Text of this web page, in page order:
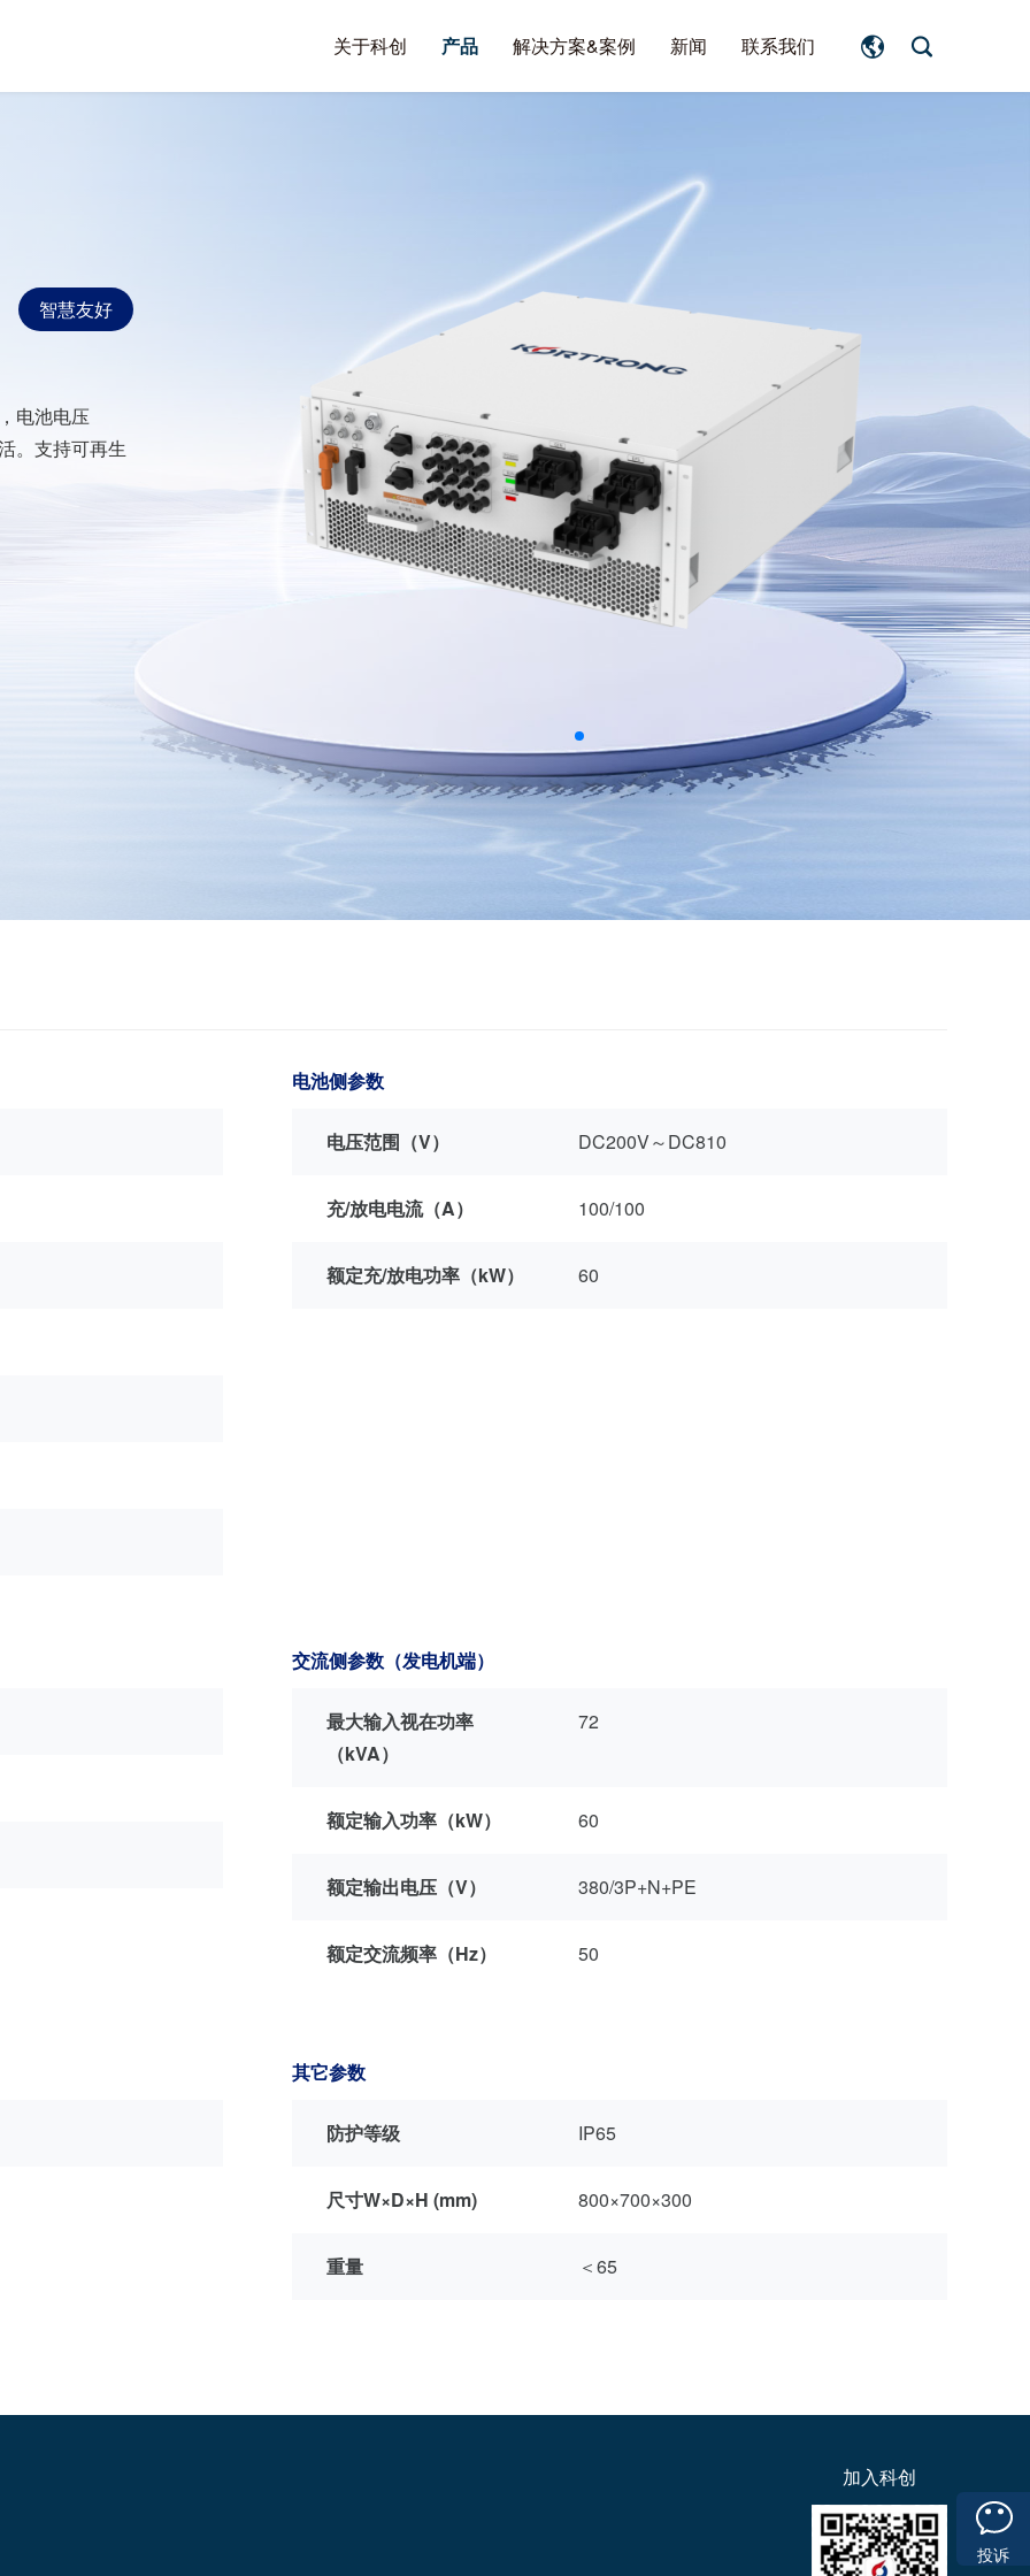
关于科创 产品 解决方案&案例 新闻 联系我们
智慧友好
电池电压
。支持可再生
电池侧参数
电压范围（V） DC200V～DC810
充/放电电流（A） 100/100
额定充/放电功率（kW） 60
交流侧参数（发电机端）
最大输入视在功率
（kVA）
72
额定输入功率（kW） 60
额定输出电压（V） 380/3P+N+PE
额定交流频率（Hz） 50
其它参数
防护等级 IP65
尺寸W×D×H (mm) 800×700×300
重量 ＜65
加入科创
投诉